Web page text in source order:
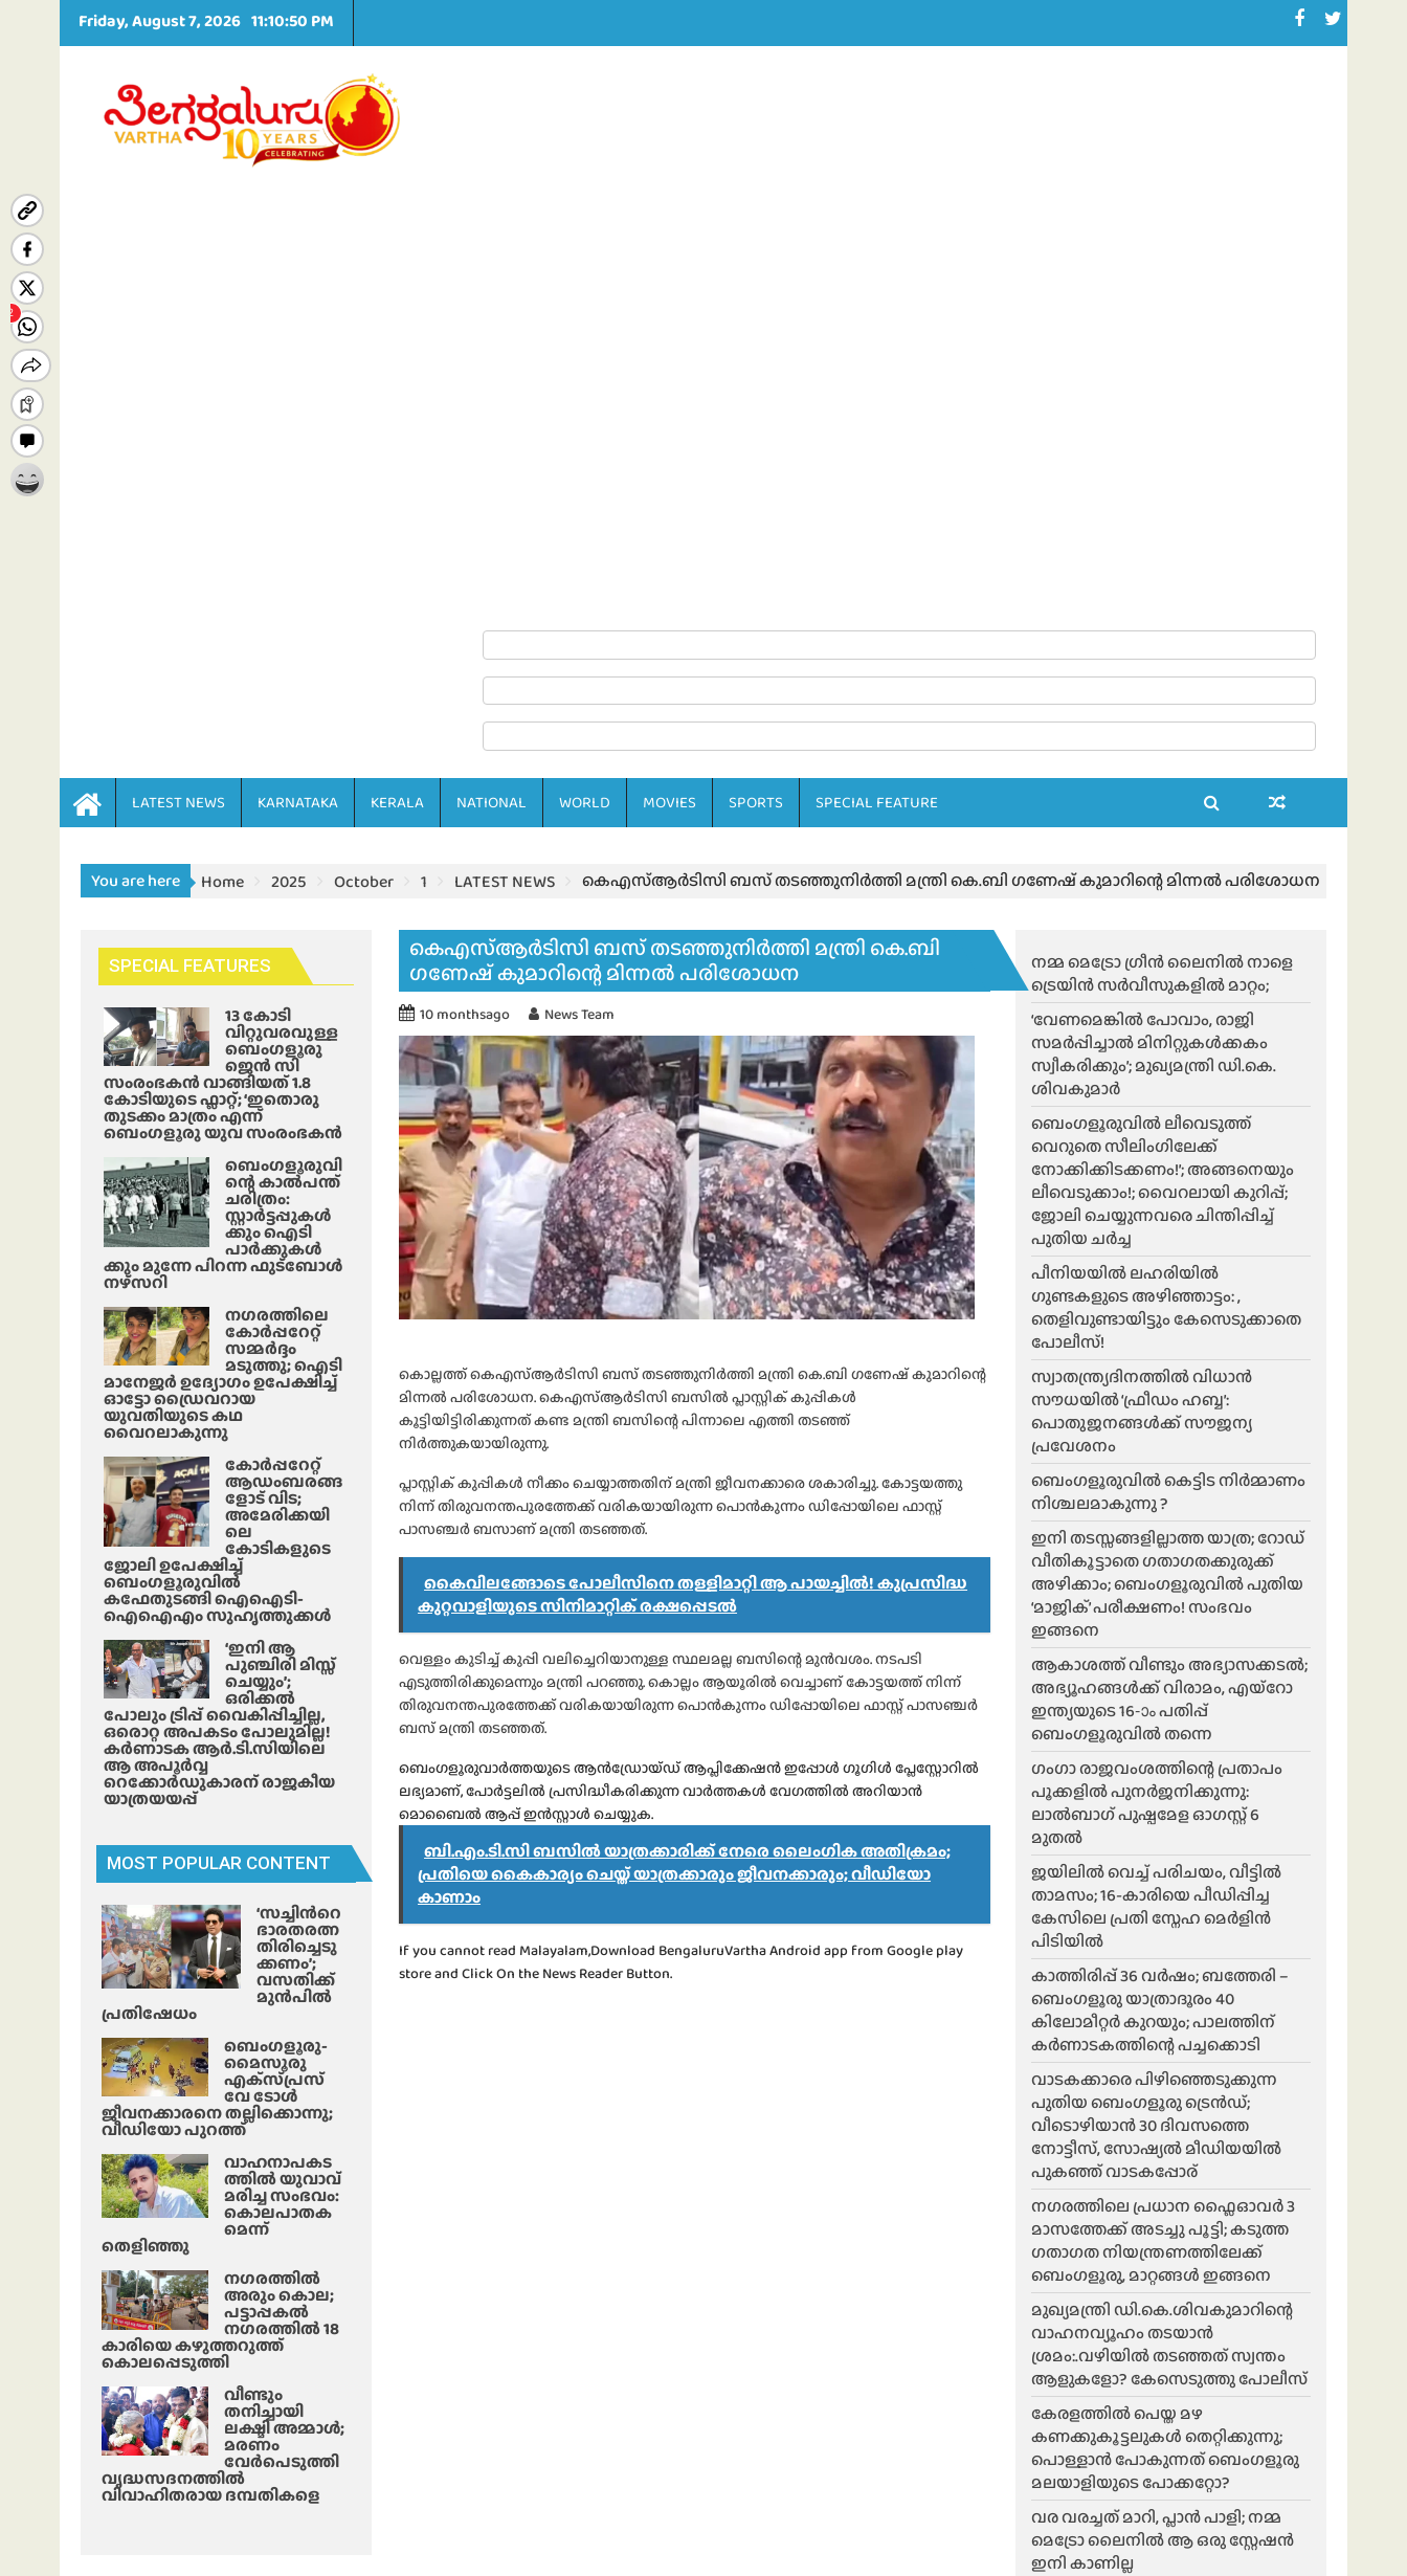
Friday, August 7, 2026 11:10:52 PM
LATEST NEWS KARNATAKA KERALA NATIONAL WORLD MOVIES SPORTS SPECIAL FEATURE
You are here Home 2025 October 1 LATEST NEWS കെഎസ്ആർടിസി ബസ് തടഞ്ഞുനിർത്തി മന്ത്രി കെ.ബി ഗണേഷ് കുമാറിന്റെ മിന്നൽ പരിശോധന
കെഎസ്ആർടിസി ബസ് തടഞ്ഞുനിർത്തി മന്ത്രി കെ.ബി
ഗണേഷ് കുമാറിന്റെ മിന്നൽ പരിശോധന
10 monthsago News Team
കൊല്ലത്ത് കെഎസ്ആർടിസി ബസ് തടഞ്ഞുനിർത്തി മന്ത്രി കെ.ബി ഗണേഷ് കുമാറിന്റെ
മിന്നൽ പരിശോധന. കെഎസ്ആർടിസി ബസിൽ പ്ലാസ്റ്റിക് കുപ്പികൾ
കൂട്ടിയിട്ടിരിക്കുന്നത് കണ്ട മന്ത്രി ബസിന്റെ പിന്നാലെ എത്തി തടഞ്ഞ്
നിർത്തുകയായിരുന്നു.
പ്ലാസ്റ്റിക് കുപ്പികൾ നീക്കം ചെയ്യാത്തതിന് മന്ത്രി ജീവനക്കാരെ ശകാരിച്ചു. കോട്ടയത്തു
നിന്ന് തിരുവനന്തപുരത്തേക്ക് വരികയായിരുന്ന പൊൻകുന്നം ഡിപ്പോയിലെ ഫാസ്റ്റ്
പാസഞ്ചർ ബസാണ് മന്ത്രി തടഞ്ഞത്.
കൈവിലങ്ങോടെ പോലീസിനെ തള്ളിമാറ്റി ആ പായച്ചിൽ! കുപ്രസിദ്ധ
കുറ്റവാളിയുടെ സിനിമാറ്റിക് രക്ഷപ്പെടൽ
വെള്ളം കുടിച്ച് കുപ്പി വലിച്ചെറിയാനുള്ള സ്ഥലമല്ല ബസിന്റെ മുൻവശം. നടപടി
എടുത്തിരിക്കുമെന്നും മന്ത്രി പറഞ്ഞു. കൊല്ലം ആയൂരിൽ വെച്ചാണ് കോട്ടയത്ത് നിന്ന്
തിരുവനന്തപുരത്തേക്ക് വരികയായിരുന്ന പൊന്‍കുന്നം ഡിപ്പോയിലെ ഫാസ്റ്റ് പാസഞ്ചര്‍
ബസ് മന്ത്രി തടഞ്ഞത്.
ബെംഗളൂരുവാർത്തയുടെ ആൻഡ്രോയ്ഡ് ആപ്ലിക്കേഷൻ ഇപ്പോൾ ഗൂഗിൾ പ്ലേസ്റ്റോറിൽ
ലഭ്യമാണ്, പോർട്ടലിൽ പ്രസിദ്ധീകരിക്കുന്ന വാർത്തകൾ വേഗത്തിൽ അറിയാൻ
മൊബൈൽ ആപ്പ് ഇൻസ്റ്റാൾ ചെയ്യുക.
ബി.എം.ടി.സി ബസിൽ യാത്രക്കാരിക്ക് നേരെ ലൈംഗിക അതിക്രമം;
പ്രതിയെ കൈകാര്യം ചെയ്ത് യാത്രക്കാരും ജീവനക്കാരും; വീഡിയോ
കാണാം
If you cannot read Malayalam,Download BengaluruVartha Android app from Google play
store and Click On the News Reader Button.
SPECIAL FEATURES
13 കോടി
വിറ്റുവരവുള്ള
ബെംഗളൂരു
ജെൻ സി
സംരംഭകൻ വാങ്ങിയത് 1.8
കോടിയുടെ ഫ്ലാറ്റ്; ‘ഇതൊരു
തുടക്കം മാത്രം എന്ന്
ബെംഗളൂരു യുവ സംരംഭകൻ
ബെംഗളൂരുവി
ന്റെ കാൽപന്ത്
ചരിത്രം:
സ്റ്റാർട്ടപ്പുകൾ
ക്കും ഐടി
പാർക്കുകൾ
ക്കും മുന്നേ പിറന്ന ഫുട്ബോൾ
നഴ്സറി
നഗരത്തിലെ
കോർപ്പറേറ്റ്
സമ്മർദ്ദം
മടുത്തു; ഐടി
മാനേജർ ഉദ്യോഗം ഉപേക്ഷിച്ച്
ഓട്ടോ ഡ്രൈവറായ
യുവതിയുടെ കഥ
വൈറലാകുന്നു
കോർപ്പറേറ്റ്
ആഡംബരങ്ങ
ളോട് വിട;
അമേരിക്കയി
ലെ
കോടികളുടെ
ജോലി ഉപേക്ഷിച്ച്
ബെംഗളൂരുവിൽ
കഫേതുടങ്ങി ഐഐടി-
ഐഐഎം സുഹൃത്തുക്കൾ
‘ഇനി ആ
പുഞ്ചിരി മിസ്സ്
ചെയ്യും’;
ഒരിക്കൽ
പോലും ട്രിപ്പ് വൈകിപ്പിച്ചില്ല,
ഒരൊറ്റ അപകടം പോലുമില്ല!
കർണാടക ആർ.ടി.സിയിലെ
ആ അപൂർവ്വ
റെക്കോർഡുകാരന് രാജകീയ
യാത്രയയപ്പ്
MOST POPULAR CONTENT
‘സച്ചിന്‍റെ
ഭാരതരത്ന
തിരിച്ചെടു
ക്കണം’;
വസതിക്ക്
മുൻപിൽ
പ്രതിഷേധം
ബെംഗളൂരു-
മൈസൂരു
എക്‌സ്‌പ്രസ്‌
വേ ടോൾ
ജീവനക്കാരനെ തല്ലിക്കൊന്നു;
വീഡിയോ പുറത്ത്
വാഹനാപകട
ത്തിൽ യുവാവ്
മരിച്ച സംഭവം:
കൊലപാതക
മെന്ന്
തെളിഞ്ഞു
നഗരത്തിൽ
അരും കൊല;
പട്ടാപ്പകൽ
നഗരത്തിൽ 18
കാരിയെ കഴുത്തറുത്ത്
കൊലപ്പെടുത്തി
വീണ്ടും
തനിച്ചായി
ലക്ഷ്മി അമ്മാള്‍;
മരണം
വേർപെടുത്തി
വൃദ്ധസദനത്തില്‍
വിവാഹിതരായ ദമ്പതികളെ
നമ്മ മെട്രോ ഗ്രീൻ ലൈനിൽ നാളെ
ട്രെയിൻ സർവീസുകളിൽ മാറ്റം;
‘വേണമെങ്കിൽ പോവാം, രാജി
സമർപ്പിച്ചാൽ മിനിറ്റുകൾക്കകം
സ്വീകരിക്കും’; മുഖ്യമന്ത്രി ഡി.കെ.
ശിവകുമാർ
ബെം​ഗളൂരുവിൽ ലീവെടുത്ത്
വെറുതെ സീലിംഗിലേക്ക്
നോക്കിക്കിടക്കണം!’; അങ്ങനെയും
ലീവെടുക്കാം!; വൈറലായി കുറിപ്പ്;
ജോലി ചെയ്യുന്നവരെ ചിന്തിപ്പിച്ച്
പുതിയ ചർച്ച
പീനിയയിൽ ലഹരിയിൽ
ഗുണ്ടകളുടെ അഴിഞ്ഞാട്ടം: ,
തെളിവുണ്ടായിട്ടും കേസെടുക്കാതെ
പോലീസ്!
സ്വാതന്ത്ര്യദിനത്തിൽ വിധാൻ
സൗധയിൽ ‘ഫ്രീഡം ഹബ്ബ’:
പൊതുജനങ്ങൾക്ക് സൗജന്യ
പ്രവേശനം
ബെംഗളൂരുവിൽ കെട്ടിട നിർമ്മാണം
നിശ്ചലമാകുന്നു ?
ഇനി തടസ്സങ്ങളില്ലാത്ത യാത്ര; റോഡ്
വീതികൂട്ടാതെ ഗതാഗതക്കുരുക്ക്
അഴിക്കാം; ബെംഗളൂരുവിൽ പുതിയ
‘മാജിക്’ പരീക്ഷണം! സംഭവം
ഇങ്ങനെ
ആകാശത്ത് വീണ്ടും അഭ്യാസക്കടൽ;
അഭ്യൂഹങ്ങൾക്ക് വിരാമം, എയ്റോ
ഇന്ത്യയുടെ 16-ാം പതിപ്പ്
ബെംഗളൂരുവിൽ തന്നെ
ഗംഗാ രാജവംശത്തിന്റെ പ്രതാപം
പൂക്കളിൽ പുനർജനിക്കുന്നു:
ലാൽബാഗ് പുഷ്പമേള ഓഗസ്റ്റ് 6
മുതൽ
ജയിലിൽ വെച്ച് പരിചയം, വീട്ടിൽ
താമസം; 16-കാരിയെ പീഡിപ്പിച്ച
കേസിലെ പ്രതി സ്നേഹ മെർളിൻ
പിടിയിൽ
കാത്തിരിപ്പ് 36 വർഷം; ബത്തേരി –
ബെംഗളൂരു യാത്രാദൂരം 40
കിലോമീറ്റർ കുറയും; പാലത്തിന്
കർണാടകത്തിന്റെ പച്ചക്കൊടി
വാടകക്കാരെ പിഴിഞ്ഞെടുക്കുന്ന
പുതിയ ബെംഗളൂരു ട്രെൻഡ്;
വീടൊഴിയാൻ 30 ദിവസത്തെ
നോട്ടീസ്, സോഷ്യൽ മീഡിയയിൽ
പുകഞ്ഞ് വാടകപ്പോര്
ന​ഗരത്തിലെ പ്രധാന ഫ്ലൈഓവർ 3
മാസത്തേക്ക് അടച്ചു പൂട്ടി; കടുത്ത
ഗതാഗത നിയന്ത്രണത്തിലേക്ക്
ബെംഗളൂരു, മാറ്റങ്ങൾ ഇങ്ങനെ
മുഖ്യമന്ത്രി ഡി.കെ.ശിവകുമാറിന്റെ
വാഹനവ്യൂഹം തടയാൻ
ശ്രമം:.വഴിയിൽ തടഞ്ഞത് സ്വന്തം
ആളുകളോ? കേസെടുത്തു പോലീസ്
കേരളത്തിൽ പെയ്ത മഴ
കണക്കുകൂട്ടലുകൾ തെറ്റിക്കുന്നു;
പൊള്ളാൻ പോകുന്നത് ബെംഗളൂരു
മലയാളിയുടെ പോക്കറ്റോ?
വര വരച്ചത് മാറി, പ്ലാൻ പാളി; നമ്മ
മെട്രോ ലൈനിൽ ആ ഒരു സ്റ്റേഷൻ
ഇനി കാണില്ല